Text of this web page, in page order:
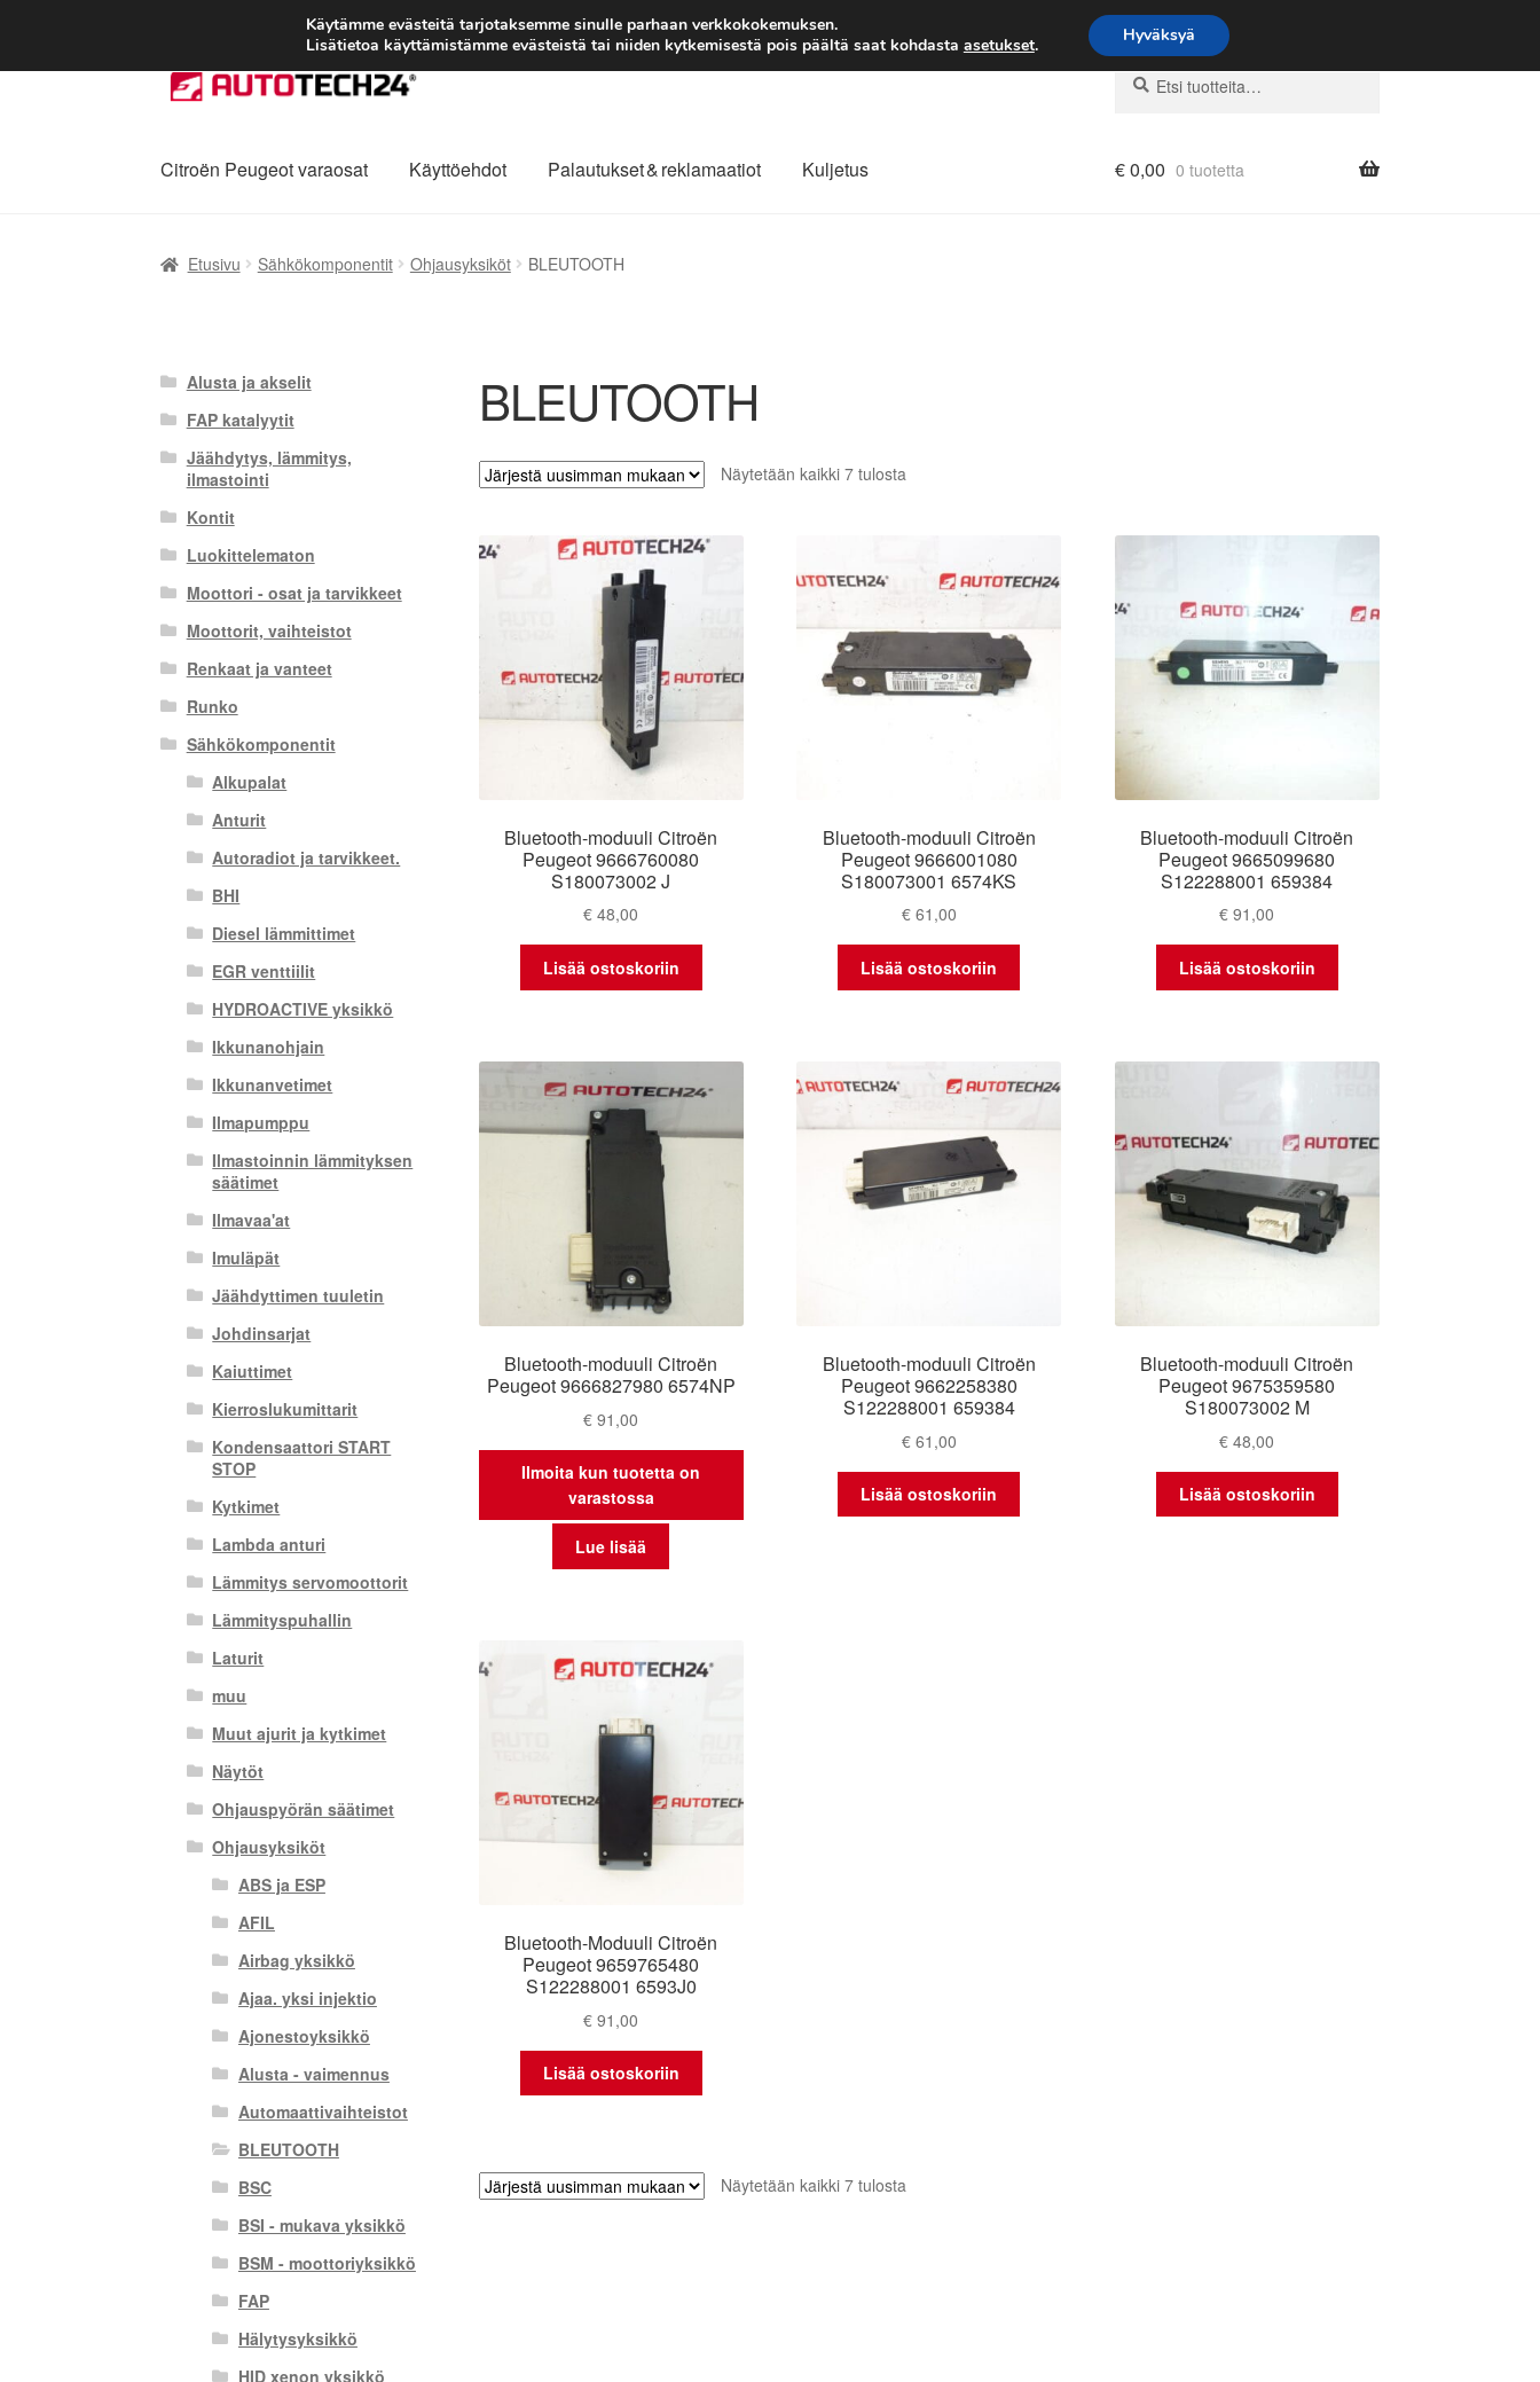
TOIMITUS alkaen 7 EUR
Siirry
navigointiin
Siirry
sisältöön
Etsi:
Haku
Citroën Peugeot varaosat Käyttöehdot Palautukset & reklamaatiot Kuljetus €0,00 0 tuotetta
Etusivu Sähkökomponentit Ohjausyksiköt BLEUTOOTH
BLEUTOOTH
Näytetään kaikki 7 tulostaSorted
Bluetooth-moduuli Citroën
Peugeot 9666760080
S180073002 J
€ 48,00
Lisää ostoskoriin
Bluetooth-moduuli Citroën
Peugeot 9666001080
S180073001 6574KS
€61,00
Lisää ostoskoriin
Bluetooth-moduuli Citroën
Peugeot 9665099680
S122288001 659384
€ 91,00
Lisää ostoskoriin
Bluetooth-moduuli Citroën
Peugeot 9666827980 6574NP
€ 91,00
Ilmoita kun tuotetta on
varastossa
Lue lisää
Bluetooth-moduuli Citroën
Peugeot 9662258380
S122288001 659384
€61,00
Lisää ostoskoriin
Bluetooth-moduuli Citroën
Peugeot 9675359580
S180073002 M
€ 48,00
Lisää ostoskoriin
Bluetooth-Moduuli Citroën
Peugeot 9659765480
S122288001 6593J0
€ 91,00
Lisää ostoskoriin
Näytetään kaikki 7 tulostaSorted
Alusta ja akselit
FAP katalyytit
Jäähdytys, lämmitys,
ilmastointi
Kontit
Luokittelematon
Moottori - osat ja tarvikkeet
Moottorit, vaihteistot
Renkaat ja vanteet
Runko
Sähkökomponentit
Alkupalat
Anturit
Autoradiot ja tarvikkeet.
BHI
Diesel lämmittimet
EGR venttiilit
HYDROACTIVE yksikkö
Ikkunanohjain
Ikkunanvetimet
Ilmapumppu
Ilmastoinnin lämmityksen
säätimet
Ilmavaa'at
Imuläpät
Jäähdyttimen tuuletin
Johdinsarjat
Kaiuttimet
Kierroslukumittarit
Kondensaattori START
STOP
Kytkimet
Lambda anturi
Lämmitys servomoottorit
Lämmityspuhallin
Laturit
muu
Muut ajurit ja kytkimet
Näytöt
Ohjauspyörän säätimet
Ohjausyksiköt
ABS ja ESP
AFIL
Airbag yksikkö
Ajaa. yksi injektio
Ajonestoyksikkö
Alusta - vaimennus
Automaattivaihteistot
BLEUTOOTH
BSC
BSI - mukava yksikkö
BSM - moottoriyksikkö
FAP
Hälytysyksikkö
HID xenon yksikkö
Käytämme evästeitä tarjotaksemme sinulle parhaan verkkokokemuksen.
Lisätietoa käyttämistämme evästeistä tai niiden kytkemisestä pois päältä saat kohdasta asetukset. Hyväksyä